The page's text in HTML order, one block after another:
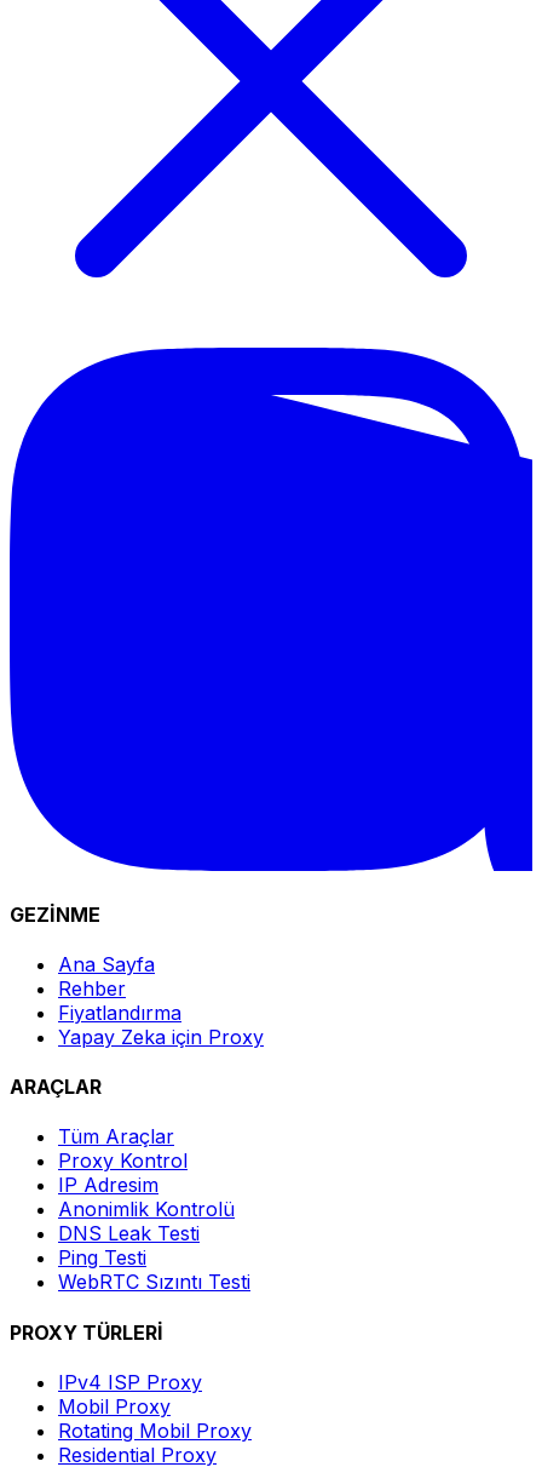
GEZİNME
Ana Sayfa
Rehber
Fiyatlandırma
Yapay Zeka için Proxy
ARAÇLAR
Tüm Araçlar
Proxy Kontrol
IP Adresim
Anonimlik Kontrolü
DNS Leak Testi
Ping Testi
WebRTC Sızıntı Testi
PROXY TÜRLERİ
IPv4 ISP Proxy
Mobil Proxy
Rotating Mobil Proxy
Residential Proxy